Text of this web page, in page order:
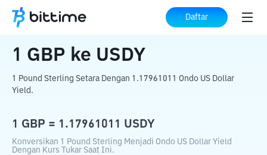
Daftar
Beranda Konverter Kripto ke USDY
1 GBP ke USDY
1 Pound Sterling Setara Dengan 1.17961011 Ondo US Dollar
Yield.
1 GBP = 1.17961011 USDY
Konversikan 1 Pound Sterling Menjadi Ondo US Dollar Yield
Dengan Kurs Tukar Saat Ini.